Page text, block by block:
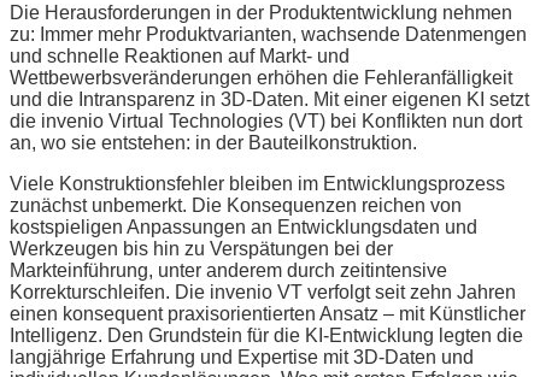
Die Herausforderungen in der Produktentwicklung nehmen
zu: Immer mehr Produktvarianten, wachsende Datenmengen
und schnelle Reaktionen auf Markt- und
Wettbewerbsveränderungen erhöhen die Fehleranfälligkeit
und die Intransparenz in 3D-Daten. Mit einer eigenen KI setzt
die invenio Virtual Technologies (VT) bei Konflikten nun dort
an, wo sie entstehen: in der Bauteilkonstruktion.
Viele Konstruktionsfehler bleiben im Entwicklungsprozess
zunächst unbemerkt. Die Konsequenzen reichen von
kostspieligen Anpassungen an Entwicklungsdaten und
Werkzeugen bis hin zu Verspätungen bei der
Markteinführung, unter anderem durch zeitintensive
Korrekturschleifen. Die invenio VT verfolgt seit zehn Jahren
einen konsequent praxisorientierten Ansatz – mit Künstlicher
Intelligenz. Den Grundstein für die KI-Entwicklung legten die
langjährige Erfahrung und Expertise mit 3D-Daten und